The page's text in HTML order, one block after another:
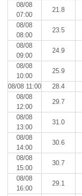
08/08
07:00
21.8
08/08
08:00
23.5
08/08
09:00
24.9
08/08
10:00
25.9
08/08 11:00 28.4
08/08
12:00
29.7
08/08
13:00
31.0
08/08
14:00
30.6
08/08
15:00
30.7
08/08
16:00
29.1